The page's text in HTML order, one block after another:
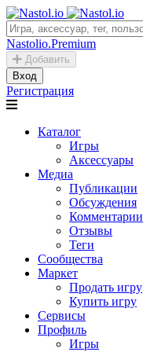
Nastolio.Premium
Добавить
Вход
Регистрация
Каталог
Игры
Аксессуары
Медиа
Публикации
Обсуждения
Комментарии
Отзывы
Теги
Сообщества
Маркет
Продать игру
Купить игру
Сервисы
Профиль
Игры